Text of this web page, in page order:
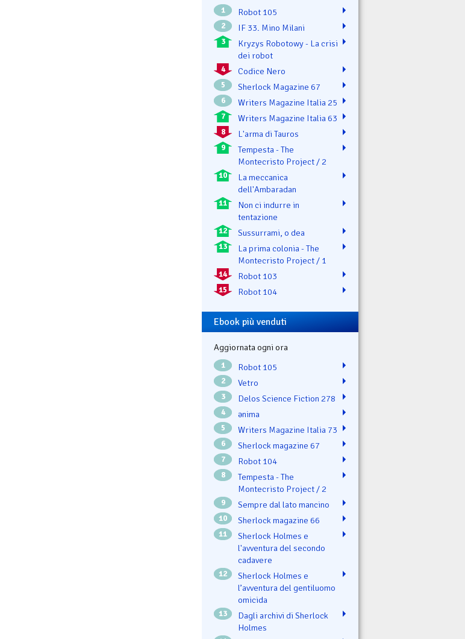
1 Robot 105
2 IF 33. Mino Milani
3
Kryzys Robotowy - La crisi
dei robot
4 Codice Nero
5 Sherlock Magazine 67
6 Writers Magazine Italia 25
7 Writers Magazine Italia 63
8 L'arma di Tauros
9
Tempesta - The
Montecristo Project / 2
10
La meccanica
dell'Ambaradan
11
Non ci indurre in
tentazione
12 Sussurrami, o dea
13
La prima colonia - The
Montecristo Project / 1
14 Robot 103
15 Robot 104
Ebook più venduti
Aggiornata ogni ora
1 Robot 105
2 Vetro
3 Delos Science Fiction 278
4 ənima
5 Writers Magazine Italia 73
6 Sherlock magazine 67
7 Robot 104
8
Tempesta - The
Montecristo Project / 2
9 Sempre dal lato mancino
10 Sherlock magazine 66
11
Sherlock Holmes e
l'avventura del secondo
cadavere
12
Sherlock Holmes e
l’avventura del gentiluomo
omicida
13
Dagli archivi di Sherlock
Holmes